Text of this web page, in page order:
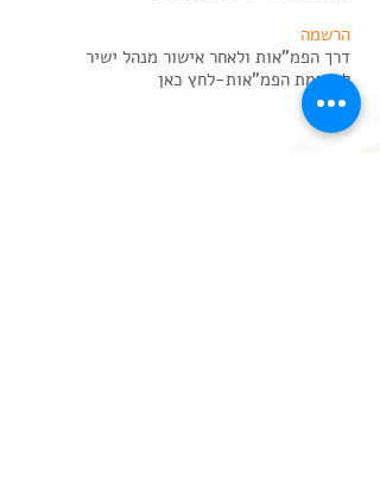
הרשמה
דרך הפמ"אות ולאחר אישור מנהל ישיר
לרשימת הפמ"אות-לחץ כאן